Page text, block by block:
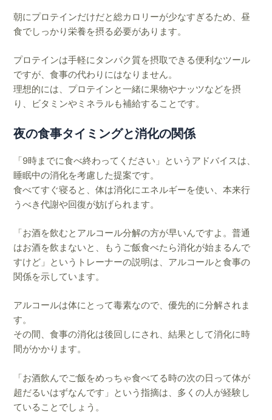
朝にプロテインだけだと総カロリーが少なすぎるため、昼
食でしっかり栄養を摂る必要があります。
プロテインは手軽にタンパク質を摂取できる便利なツール
ですが、食事の代わりにはなりません。
理想的には、プロテインと一緒に果物やナッツなどを摂
り、ビタミンやミネラルも補給することです。
夜の食事タイミングと消化の関係
「9時までに食べ終わってください」というアドバイスは、
睡眠中の消化を考慮した提案です。
食べてすぐ寝ると、体は消化にエネルギーを使い、本来行
うべき代謝や回復が妨げられます。
「お酒を飲むとアルコール分解の方が早いんですよ。普通
はお酒を飲まないと、もうご飯食べたら消化が始まるんで
すけど」というトレーナーの説明は、アルコールと食事の
関係を示しています。
アルコールは体にとって毒素なので、優先的に分解されま
す。
その間、食事の消化は後回しにされ、結果として消化に時
間がかかります。
「お酒飲んでご飯をめっちゃ食べてる時の次の日って体が
超だるいはずなんです」という指摘は、多くの人が経験し
ていることでしょう。